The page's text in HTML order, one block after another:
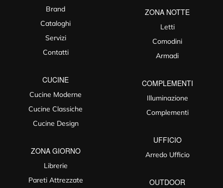
Brand
Cataloghi
Servizi
Contatti
CUCINE
Cucine Moderne
Cucine Classiche
Cucine Design
ZONA GIORNO
Librerie
Pareti Attrezzate
ZONA NOTTE
Letti
Comodini
Armadi
COMPLEMENTI
Illuminazione
Complementi
UFFICIO
Arredo Ufficio
OUTDOOR